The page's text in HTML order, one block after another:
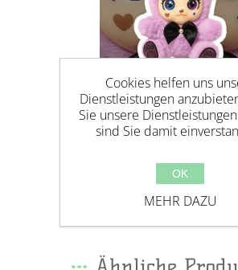
🎀 CHIMICHUU 🎀
Cookies helfen uns
Dienstleistungen
Sie unsere
sind Sie damit
OK
MEHR DAZU